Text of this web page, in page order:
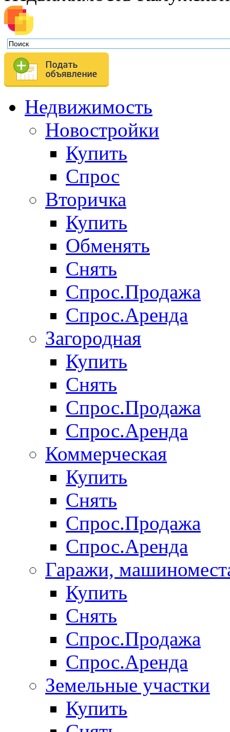
Недвижимость
Новостройки
Купить
Спрос
Вторичка
Купить
Обменять
Снять
Спрос.Продажа
Спрос.Аренда
Загородная
Купить
Снять
Спрос.Продажа
Спрос.Аренда
Коммерческая
Купить
Снять
Спрос.Продажа
Спрос.Аренда
Гаражи,
Купить
Снять
Спрос.Продажа
Спрос.Аренда
Земельные участки
Купить